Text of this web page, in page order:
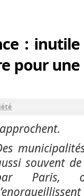
:
pour
souvent
Paris,